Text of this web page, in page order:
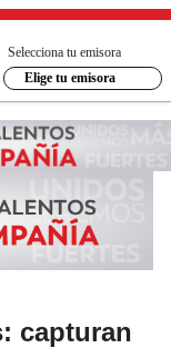
Selecciona tu emisora
Elige tu emisora
capturan